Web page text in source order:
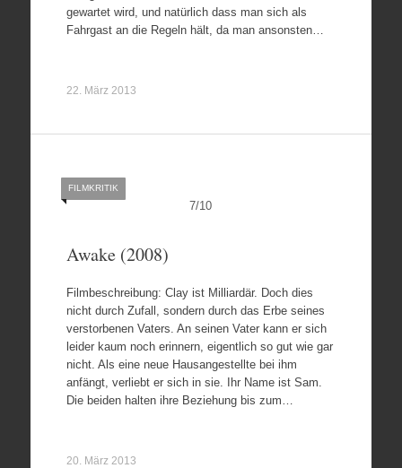
gewartet wird, und natürlich dass man sich als
Fahrgast an die Regeln hält, da man ansonsten…
22. März 2013
7/10
FILMKRITIK
Awake (2008)
Filmbeschreibung: Clay ist Milliardär. Doch dies
nicht durch Zufall, sondern durch das Erbe seines
verstorbenen Vaters. An seinen Vater kann er sich
leider kaum noch erinnern, eigentlich so gut wie gar
nicht. Als eine neue Hausangestellte bei ihm
anfängt, verliebt er sich in sie. Ihr Name ist Sam.
Die beiden halten ihre Beziehung bis zum…
20. März 2013